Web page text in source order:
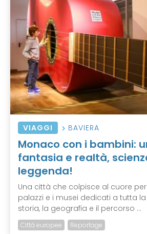
VIAGGI BAVIERA
Monaco con i bambini:
fantasia e realtà,
leggenda!
Una città che colpisce al cuore
palazzi e i musei dedicati a tutta
storia, la geografia e il percorso ...
Città europee Reportage